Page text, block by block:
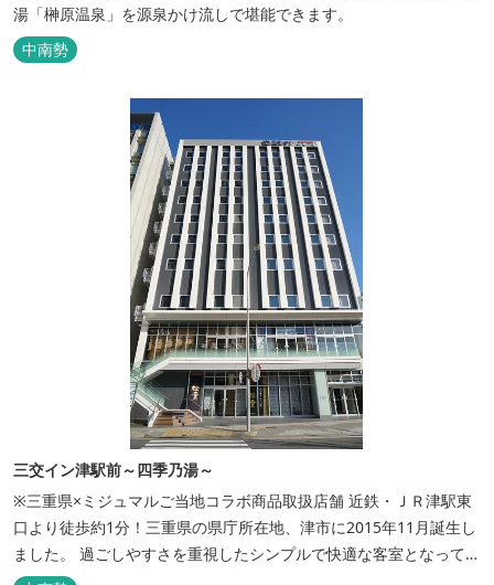
湯「榊原温泉」を源泉かけ流しで堪能できます。
中南勢
三交イン津駅前～四季乃湯～
※三重県×ミジュマルご当地コラボ商品取扱店舗 近鉄・ＪＲ津駅東
口より徒歩約1分！三重県の県庁所在地、津市に2015年11月誕生し
ました。 過ごしやすさを重視したシンプルで快適な客室となってお
り、ベッドはワイドなサイズで、羽毛布団をご用意。女性にやさし